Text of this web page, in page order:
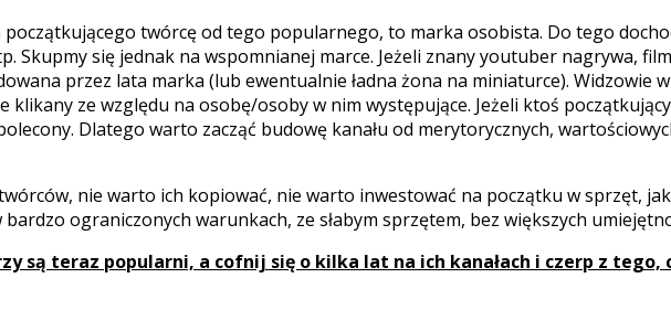
twórcę od tego popularnego, to marka osobista. Do tego
Skupmy się jednak na wspomnianej marce. Jeżeli znany youtuber nagrywa,
przez lata marka (lub ewentualnie ładna żona na miniaturce). Widzowie
ze względu na osobę/osoby w nim występujące. Jeżeli ktoś
Dlatego warto zacząć budowę kanału od merytorycznych,
nie warto ich kopiować, nie warto inwestować na początku w sprzęt,
ograniczonych warunkach, ze słabym sprzętem, bez większych
są teraz popularni, a cofnij się o kilka lat na ich kanałach i czerp z